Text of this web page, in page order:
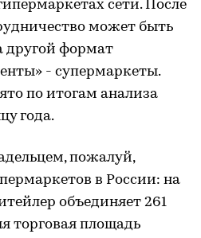
сети. После
может быть
другой формат
- супермаркеты.
по итогам анализа
года.
пожалуй,
в России: на
объединяет 261
торговая площадь